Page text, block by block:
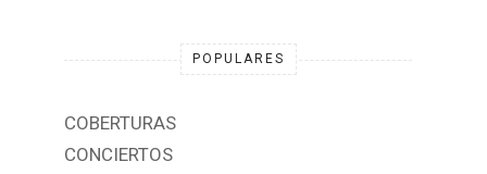
POPULARES
COBERTURAS
CONCIERTOS